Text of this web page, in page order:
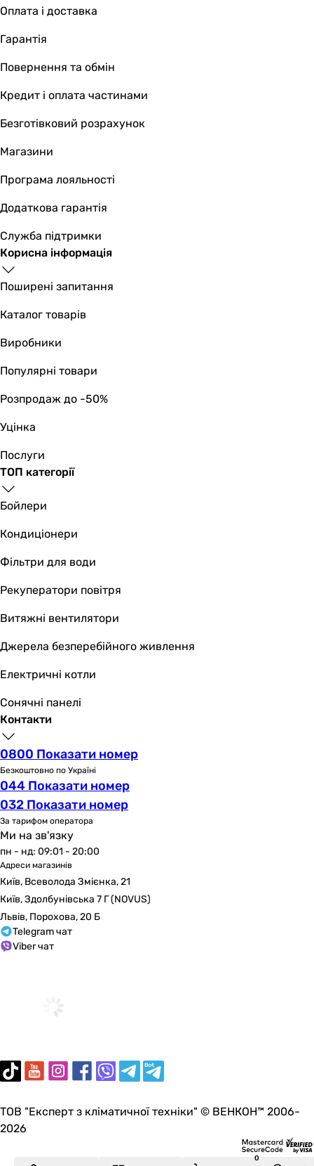
Оплата і доставка
Гарантія
Повернення та обмін
Кредит і оплата частинами
Безготівковий розрахунок
Магазини
Програма лояльності
Додаткова гарантія
Служба підтримки
Корисна інформація
Поширені запитання
Каталог товарів
Виробники
Популярні товари
Розпродаж до -50%
Уцінка
Послуги
ТОП категорії
Бойлери
Кондиціонери
Фільтри для води
Рекуператори повітря
Витяжні вентилятори
Джерела безперебійного живлення
Електричні котли
Сонячні панелі
Контакти
0800 Показати номер
Безкоштовно по Україні
044 Показати номер
032 Показати номер
За тарифом оператора
Ми на зв'язку
пн - нд: 09:01 - 20:00
Адреси магазинів
Київ, Всеволода Змієнка, 21
Київ, Здолбунівська 7 Г (NOVUS)
Львів, Порохова, 20 Б
Telegram чат
Viber чат
ТОВ "Експерт з кліматичної техніки" © ВЕНКОН™ 2006-
2026